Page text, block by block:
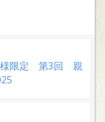
様限定 第3回 親